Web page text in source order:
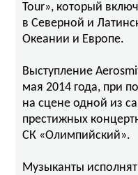
Tour», который
в Северной и
Океании и Европе.
Выступление
мая 2014 года, при
на сцене одной из
престижных
СК «Олимпийский».
Музыканты